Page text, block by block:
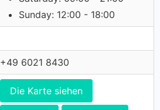
Sunday: 12:00 - 18:00
+49 6021 8430
Die Karte siehen